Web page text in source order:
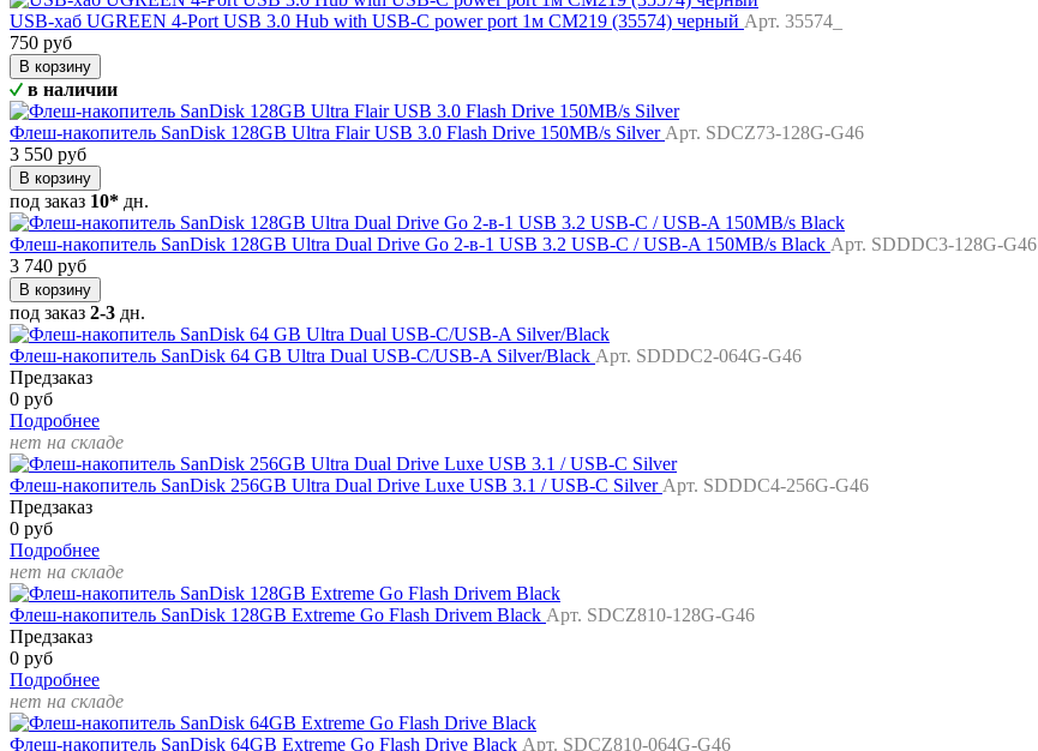
USB-хаб UGREEN 4-Port USB 3.0 Hub with USB-C power port 1м CM219 (35574) черный Арт. 35574_
750 руб
В корзину
в наличии
Флеш-накопитель SanDisk 128GB Ultra Flair USB 3.0 Flash Drive 150MB/s SilverАрт. SDCZ73-128G-G46
3 550 руб
В корзину
под заказ 10* дн.
Флеш-накопитель SanDisk 128GB Ultra Dual Drive Go 2-в-1 USB 3.2 USB-C / USB-A 150MB/s Black Арт. SDDDC3-128G-G46
3 740 руб
В корзину
под заказ 2-3 дн.
Флеш-накопитель SanDisk 64 GB Ultra Dual USB-C/USB-A Silver/Black Арт. SDDDC2-064G-G46
Предзаказ
0 руб
Подробнее
нет на складе
Флеш-накопитель SanDisk 256GB Ultra Dual Drive Luxe USB 3.1 / USB-C SilverАрт. SDDDC4-256G-G46
Предзаказ
0 руб
Подробнее
нет на складе
Флеш-накопитель SanDisk 128GB Extreme Go Flash Drivem Black Арт. SDCZ810-128G-G46
Предзаказ
0 руб
Подробнее
нет на складе
Флеш-накопитель SanDisk 64GB Extreme Go Flash Drive Black Арт. SDCZ810-064G-G46